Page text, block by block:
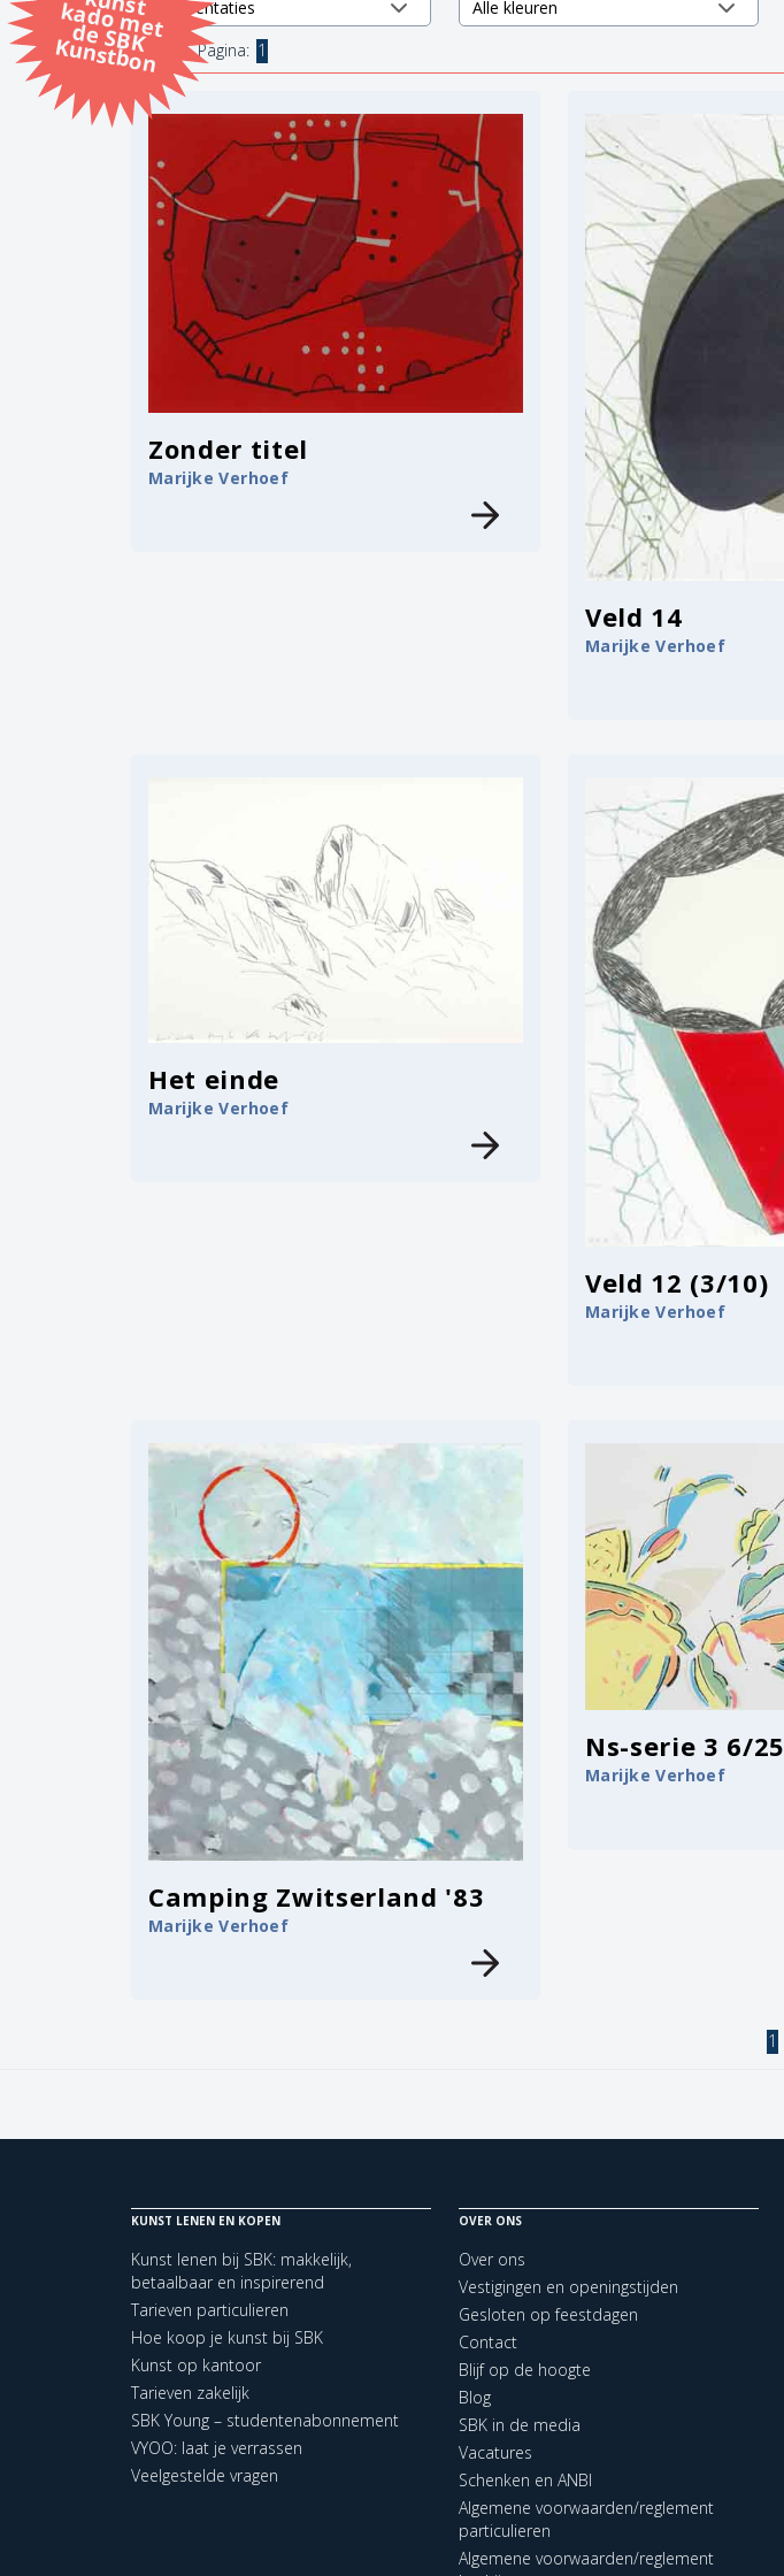
k
d
K8 items. Pagina: 1
Zonder titel
Marijke Verhoef
Veld 14
Marijke Verhoef
Het einde
Marijke Verhoef
Veld 12 (3/10)
Marijke Verhoef
Camping Zwitserland '83
Marijke Verhoef
Ns-serie 3 6/25
Marijke Verhoef
1
KUNST LENEN EN KOPEN
Kunst lenen bij SBK: makkelijk,
betaalbaar en inspirerend
Tarieven particulieren
Hoe koop je kunst bij SBK
Kunst op kantoor
Tarieven zakelijk
SBK Young – studentenabonnement
VYOO: laat je verrassen
Veelgestelde vragen
OVER ONS
Over ons
Vestigingen en openingstijden
Gesloten op feestdagen
Contact
Blijf op de hoogte
Blog
SBK in de media
Vacatures
Schenken en ANBI
Algemene voorwaarden/reglement
particulieren
Algemene voorwaarden/reglement